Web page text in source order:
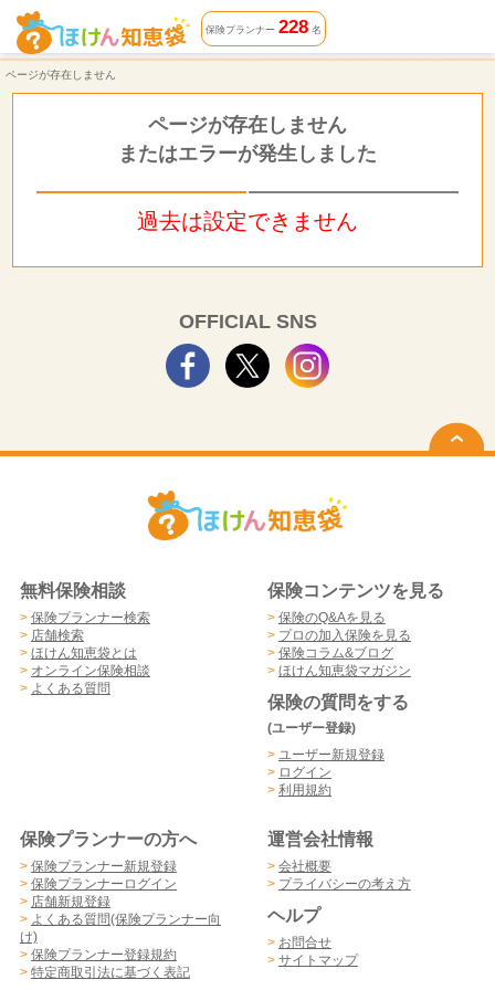
ページが存在しません | ほけん知恵袋
保険プランナー 228名
ページが存在しません
ページが存在しません
またはエラーが発生しました
過去は設定できません
OFFICIAL SNS
無料保険相談
> 保険プランナー検索
> 店舗検索
> ほけん知恵袋とは
> オンライン保険相談
> よくある質問
保険コンテンツを見る
> 保険のQ&Aを見る
> プロの加入保険を見る
> 保険コラム&ブログ
> ほけん知恵袋マガジン
保険の質問をする
(ユーザー登録)
> ユーザー新規登録
> ログイン
> 利用規約
保険プランナーの方へ
> 保険プランナー新規登録
> 保険プランナーログイン
> 店舗新規登録
> よくある質問(保険プランナー向
け)
> 保険プランナー登録規約
> 特定商取引法に基づく表記
運営会社情報
> 会社概要
> プライバシーの考え方
ヘルプ
> お問合せ
> サイトマップ